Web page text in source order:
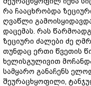
რა ჩააცხრობდა
ღვაწლი
დაცემას. რას
ზეციური ძალები ძე
თუნდაც ერთი წვეთის
ხელისგულივით
სამყარო განაჩენს
შეურაცხყოფილი,